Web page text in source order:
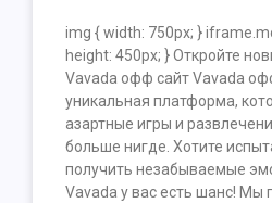
img { width: 750px; }
height: 450px; } Откройте
Vavada офф сайт Vavada
уникальная платформа,
азартные игры и
больше нигде. Хотите
получить незабываемые
Vavada у вас есть шанс! Мы